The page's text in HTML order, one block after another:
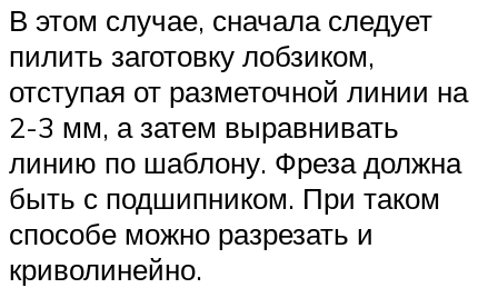
В этом случае, сначала следует
пилить заготовку лобзиком,
отступая от разметочной линии на
2-3 мм, а затем выравнивать
линию по шаблону. Фреза должна
быть с подшипником. При таком
способе можно разрезать и
криволинейно.